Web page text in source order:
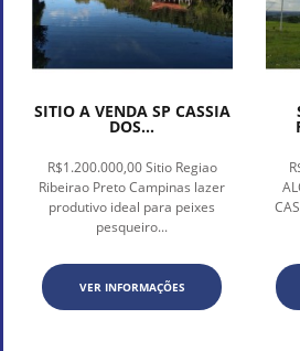
SITIO A VENDA SP CASSIA
DOS...
R$1.200.000,00 Sitio Regiao
Ribeirao Preto Campinas lazer
produtivo ideal para peixes
pesqueiro...
VER INFORMAÇÕES